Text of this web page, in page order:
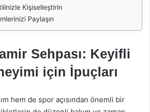
Kişiselleştirin
Paylaşın
Sehpası: Keyifli
için İpuçları
hem de spor açısından önemli bir